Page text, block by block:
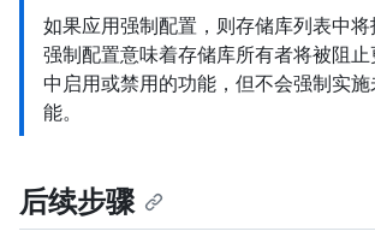
如果应用强制配置，则存储库列表中将
强制配置意味着存储库所有者将被阻
中启用或禁用的功能，但不会强制实
能。
后续步骤